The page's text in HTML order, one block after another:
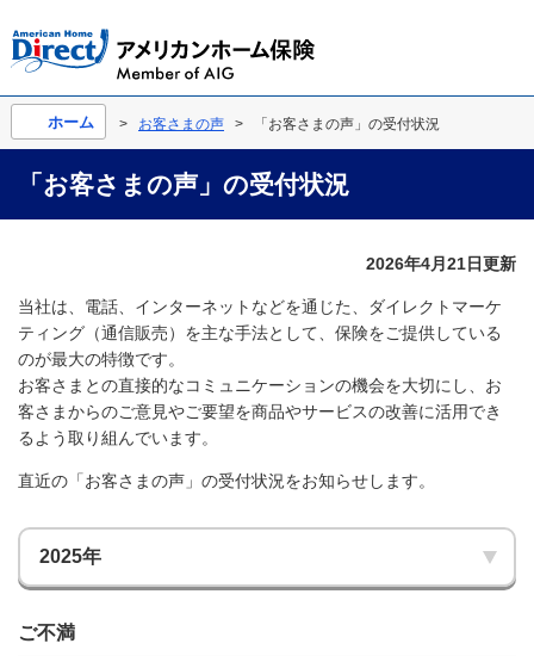
ホーム お客さまの声 「お客さまの声」の受付状況
「お客さまの声」の受付状況
2026年4月21日更新
当社は、電話、インターネットなどを通じた、ダイレクトマーケ
ティング（通信販売）を主な手法として、保険をご提供している
のが最大の特徴です。
お客さまとの直接的なコミュニケーションの機会を大切にし、お
客さまからのご意見やご要望を商品やサービスの改善に活用でき
るよう取り組んでいます。
直近の「お客さまの声」の受付状況をお知らせします。
ご不満